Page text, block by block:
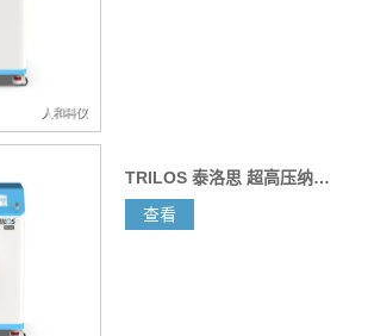
及时调整参数，保障生产稳定高效。相比
时间较长，且长时间运行易出现研磨介质
停机维护，严重影响生产进度。无论是
HTCC浆料生产，都能从
生产中获益，降低生产成本，提高市场竞
品质量稳定
介质长时间使用会磨损并混入浆料，污染
TRILOS 泰洛思 超高压纳米均质机 ND100
查看